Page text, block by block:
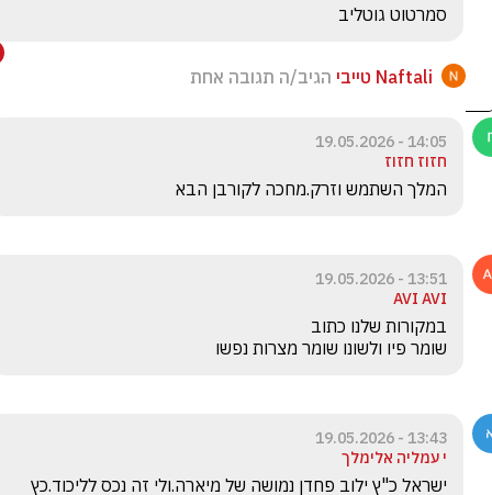
סמרטוט גוטליב
Naftali טייבי הגיב/ה תגובה אחת
14:05 - 19.05.2026
חזוז חזוז
המלך השתמש וזרק.מחכה לקורבן הבא
13:51 - 19.05.2026
AVI AVI
שומר פיו ולשונו שומר מצרות נפשו
13:43 - 19.05.2026
י עמליה אלימלך